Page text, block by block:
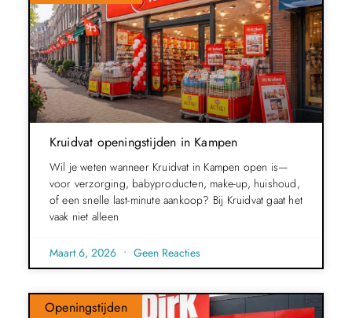
Kruidvat openingstijden in Kampen
Wil je weten wanneer Kruidvat in Kampen open is—
voor verzorging, babyproducten, make-up, huishoud,
of een snelle last-minute aankoop? Bij Kruidvat gaat het
vaak niet alleen
Maart 6, 2026 Geen Reacties
Openingstijden